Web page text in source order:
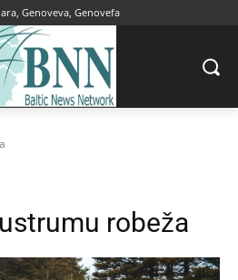
Genoveva, Genovefa
robeža